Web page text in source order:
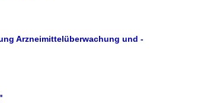
Arzneimittelüberwachung und -